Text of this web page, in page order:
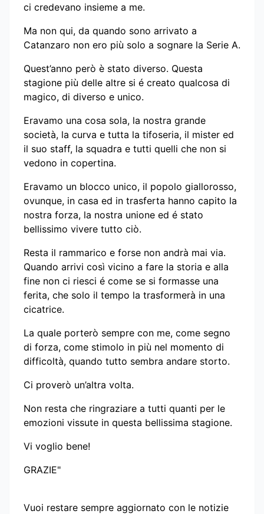
ci credevano insieme a me.
Ma non qui, da quando sono arrivato a
Catanzaro non ero più solo a sognare la Serie A.
Quest’anno però è stato diverso. Questa
stagione più delle altre si é creato qualcosa di
magico, di diverso e unico.
Eravamo una cosa sola, la nostra grande
società, la curva e tutta la tifoseria, il mister ed
il suo staff, la squadra e tutti quelli che non si
vedono in copertina.
Eravamo un blocco unico, il popolo giallorosso,
ovunque, in casa ed in trasferta hanno capito la
nostra forza, la nostra unione ed é stato
bellissimo vivere tutto ciò.
Resta il rammarico e forse non andrà mai via.
Quando arrivi così vicino a fare la storia e alla
fine non ci riesci é come se si formasse una
ferita, che solo il tempo la trasformerà in una
cicatrice.
La quale porterò sempre con me, come segno
di forza, come stimolo in più nel momento di
difficoltà, quando tutto sembra andare storto.
Ci proverò un’altra volta.
Non resta che ringraziare a tutti quanti per le
emozioni vissute in questa bellissima stagione.
Vi voglio bene!
GRAZIE"
Vuoi restare sempre aggiornato con le notizie